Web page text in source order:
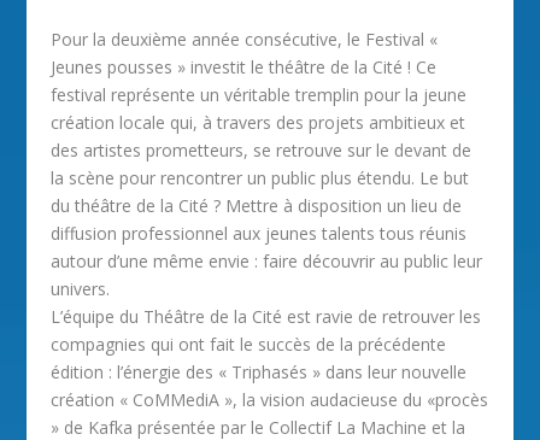
Pour la deuxième année consécutive, le Festival «
Jeunes pousses » investit le théâtre de la Cité ! Ce
festival représente un véritable tremplin pour la jeune
création locale qui, à travers des projets ambitieux et
des artistes prometteurs, se retrouve sur le devant de
la scène pour rencontrer un public plus étendu. Le but
du théâtre de la Cité ? Mettre à disposition un lieu de
diffusion professionnel aux jeunes talents tous réunis
autour d’une même envie : faire découvrir au public leur
univers.
L’équipe du Théâtre de la Cité est ravie de retrouver les
compagnies qui ont fait le succès de la précédente
édition : l’énergie des « Triphasés » dans leur nouvelle
création « CoMMediA », la vision audacieuse du «procès
» de Kafka présentée par le Collectif La Machine et la